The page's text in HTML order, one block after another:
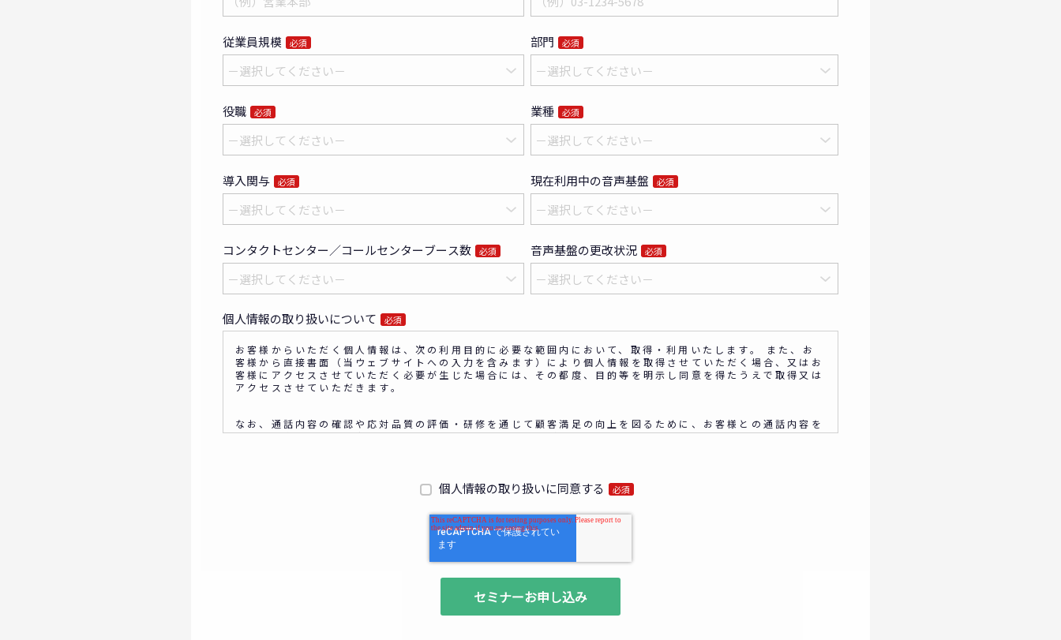
従業員規模 必須 部門 必須
役職 必須 業種 必須
導入関与 必須 現在利用中の音声基盤 必須
コンタクトセンター／コールセンターブース数 必須 音声基盤の更改状況 必須
個人情報の取り扱いについて 必須
お客様からいただく個人情報は、次の利用目的に必要な範囲内において、取得・利用いたします。 また、お
客様から直接書面（当ウェブサイトへの入力を含みます）により個人情報を取得させていただく場合、又はお
客様にアクセスさせていただく必要が生じた場合には、その都度、目的等を明示し同意を得たうえで取得又は
アクセスさせていただきます。
なお、通話内容の確認や応対品質の評価・研修を通じて顧客満足の向上を図るために、お客様との通話内容を
書面、音声又は電子的方法により記録させていただくことがあります。
(1) お問い合わせいただいた内容やご相談に対応するため
(3) ご要望いただいた資料の発送や確認した結果をお客様に報告するため
(4) ダイレクトメール、電子メール、電話等による商品・サービスに関する情報の提供やイベント、セミナ
個人情報の取り扱いに同意する 必須